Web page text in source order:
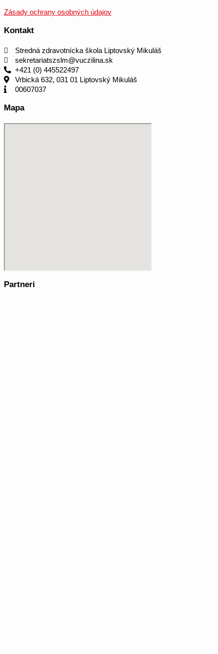
Zásady ochrany osobných údajov
Kontakt
Stredná zdravotnícka škola Liptovský Mikuláš
sekretariatszslm@vuczilina.sk
+421 (0) 445522497
Vrbická 632, 031 01 Liptovský Mikuláš
00607037
Mapa
Partneri